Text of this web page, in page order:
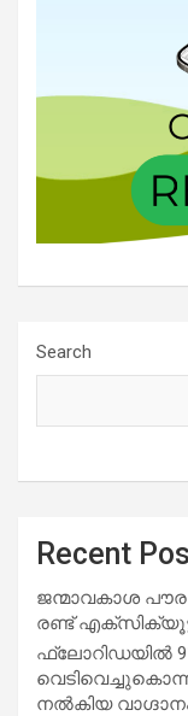
Search
Recent
ജന്മാവകാശ
രണ്ട്
ഫ്ലോറിഡയിൽ
നൽകിയ